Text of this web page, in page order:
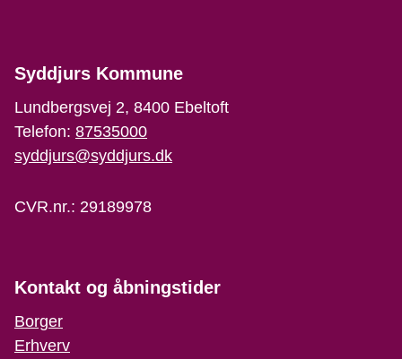
Syddjurs Kommune
Lundbergsvej 2, 8400 Ebeltoft
Telefon: 87535000
syddjurs@syddjurs.dk
CVR.nr.: 29189978
Kontakt og åbningstider
Borger
Erhverv